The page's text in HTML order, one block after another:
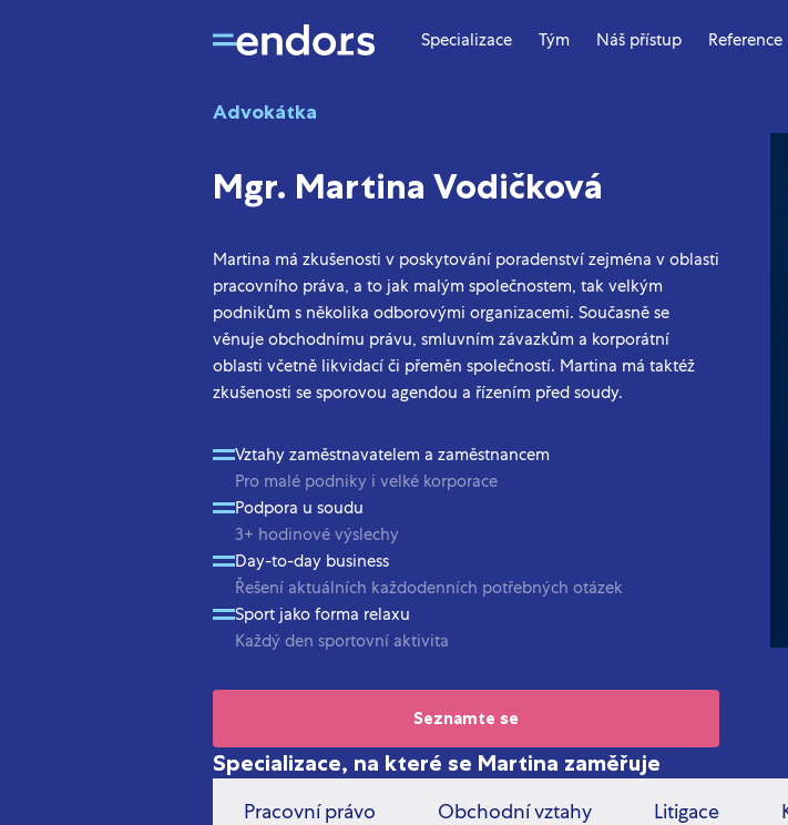
Specializace Tým Náš přístup Reference
Advokátka
Mgr. Martina Vodičková
Martina má zkušenosti v poskytování poradenství zejména v oblasti
pracovního práva, a to jak malým společnostem, tak velkým
podnikům s několika odborovými organizacemi. Současně se
věnuje obchodnímu právu, smluvním závazkům a korporátní
oblasti včetně likvidací či přeměn společností. Martina má taktéž
zkušenosti se sporovou agendou a řízením před soudy.
Vztahy zaměstnavatelem a zaměstnancem
Pro malé podniky i velké korporace
Podpora u soudu
3+ hodinové výslechy
Day-to-day business
Řešení aktuálních každodenních potřebných otázek
Sport jako forma relaxu
Každý den sportovní aktivita
Seznamte se
Specializace, na které se Martina zaměřuje
Pracovní právo Obchodní vztahy Litigace